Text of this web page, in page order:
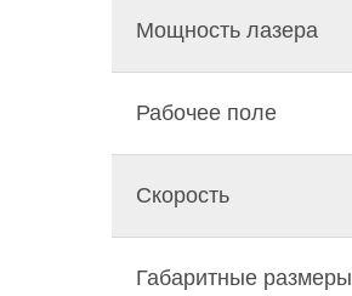
Мощность лазера
Рабочее поле
Скорость
Габаритные размеры